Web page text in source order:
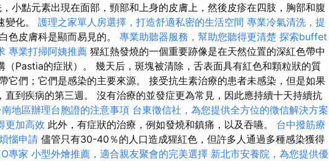
小點元素出現在面部，頸部和上身的皮膚上，然後皮疹在四肢，胸部和腹
變化。 護理之家單人房選擇，打造舒適私密的生活空間 專業冷氣清洗，提
色皮膚科是顯而易見的。 專業助聽器服務，幫助您聽得更清楚 探索buffet
專業打掃阿姨推薦 猩紅熱發燒的一個重要跡像是在天然位置的深紅色帶中
（Pastia的症狀）。 幾天后，斑塊被清除，舌表面具有紅色和顆粒狀的質
它們；它們是感染的主要來源。 接受抗生素治療的患者未感染，但是如果
直到疾病的第三週。 沒有治療的並發症更為常見，因此應持續十天持續抗
南地區辦理台胞證的注意事項 台東徵信社，為您提供全方位的徵信解決方案
更加高效 此外，有症狀的治療，例如發燒和鎮痛，以及吞嚥。 台中撥筋療
惱申請 儘管只有30-40％的人口造成猩紅色，但許多人通過多種感染獲得
專家 小型外燴推薦，適合親友聚會的完美選擇 新北市安養院，為您提供優